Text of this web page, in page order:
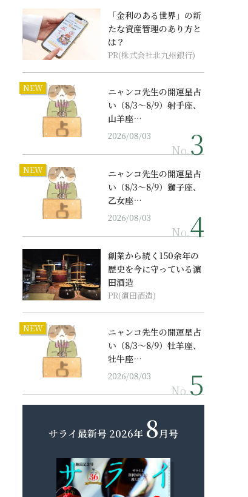
「金利のある世界」の新
たな資産管理のあり方と
は？
PR(株式会社北九州銀行)
NEW
ニャンコ先生の開運星占
い（8/3～8/9）射手座、
山羊座…
2026/08/03
No.
NEW
ニャンコ先生の開運星占
い（8/3～8/9）獅子座、
乙女座…
2026/08/03
No.
創業から続く150余年の
歴史を今に守っている濵
田酒造
PR(濵田酒造)
NEW
ニャンコ先生の開運星占
い（8/3～8/9）牡羊座、
牡牛座…
2026/08/03
No.
サライ最新号 2026年 8月号